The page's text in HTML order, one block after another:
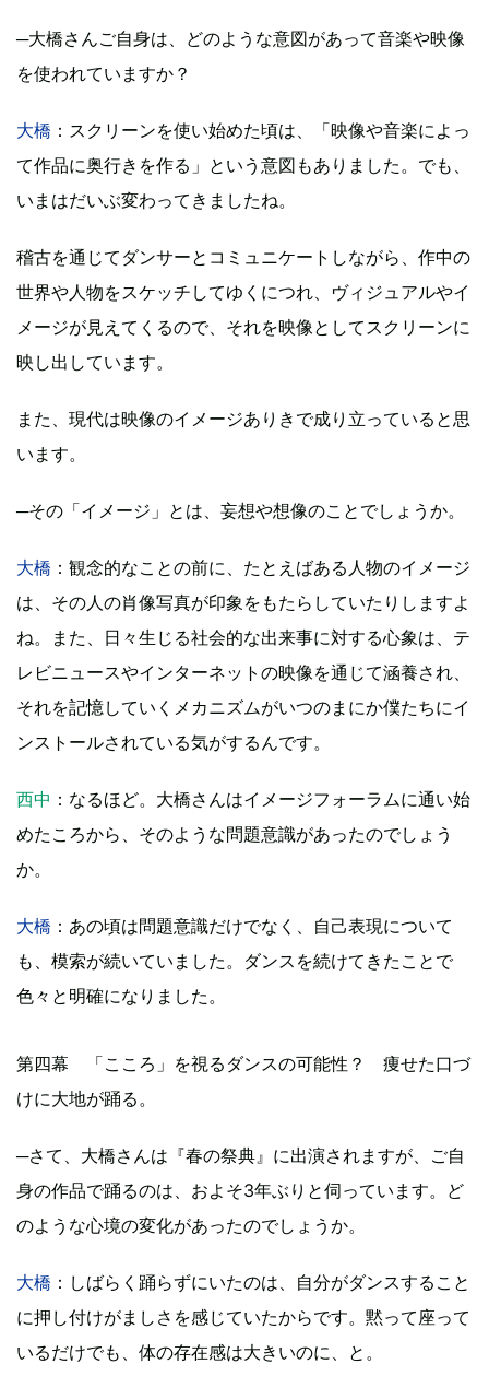
─大橋さんご自身は、どのような意図があって音楽や映像
を使われていますか？
大橋 ：スクリーンを使い始めた頃は、「映像や音楽によっ
て作品に奥行きを作る」という意図もありました。でも、
いまはだいぶ変わってきましたね。
稽古を通じてダンサーとコミュニケートしながら、作中の
世界や人物をスケッチしてゆくにつれ、ヴィジュアルやイ
メージが見えてくるので、それを映像としてスクリーンに
映し出しています。
また、現代は映像のイメージありきで成り立っていると思
います。
─その「イメージ」とは、妄想や想像のことでしょうか。
大橋 ：観念的なことの前に、たとえばある人物のイメージ
は、その人の肖像写真が印象をもたらしていたりしますよ
ね。また、日々生じる社会的な出来事に対する心象は、テ
レビニュースやインターネットの映像を通じて涵養され、
それを記憶していくメカニズムがいつのまにか僕たちにイ
ンストールされている気がするんです。
西中 ：なるほど。大橋さんはイメージフォーラムに通い始
めたころから、そのような問題意識があったのでしょう
か。
大橋 ：あの頃は問題意識だけでなく、自己表現について
も、模索が続いていました。ダンスを続けてきたことで
色々と明確になりました。
第四幕 「こころ」を視るダンスの可能性？ 痩せた口づ
けに大地が踊る。
─さて、大橋さんは『春の祭典』に出演されますが、ご自
身の作品で踊るのは、およそ3年ぶりと伺っています。ど
のような心境の変化があったのでしょうか。
大橋 ：しばらく踊らずにいたのは、自分がダンスすること
に押し付けがましさを感じていたからです。黙って座って
いるだけでも、体の存在感は大きいのに、と。